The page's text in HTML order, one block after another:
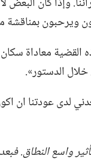
بمناقشة
معاداة
الدستور».‏
لدى عودتنا ان
واسع النطاق.‏